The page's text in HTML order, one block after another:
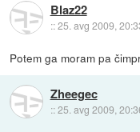
Blaz22
::25. avg 2009,
Potem ga moram pa
Zheegec
::25. avg 2009,